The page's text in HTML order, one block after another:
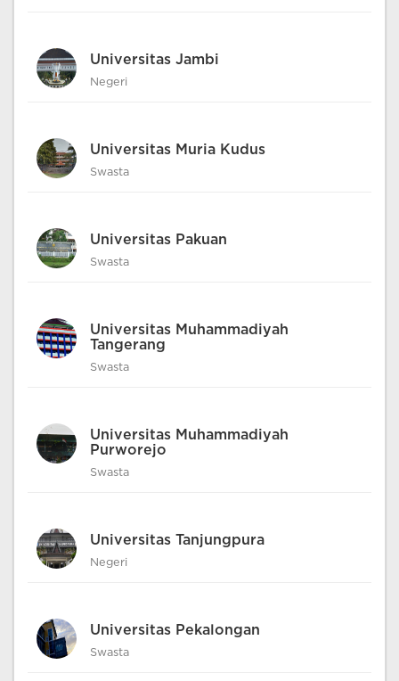
Universitas Jambi
Negeri
Universitas Muria Kudus
Swasta
Universitas Pakuan
Swasta
Universitas Muhammadiyah
Tangerang
Swasta
Universitas Muhammadiyah
Purworejo
Swasta
Universitas Tanjungpura
Negeri
Universitas Pekalongan
Swasta